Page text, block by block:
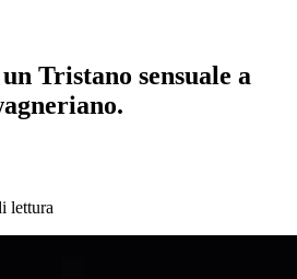
Tristano sensuale a
lettura